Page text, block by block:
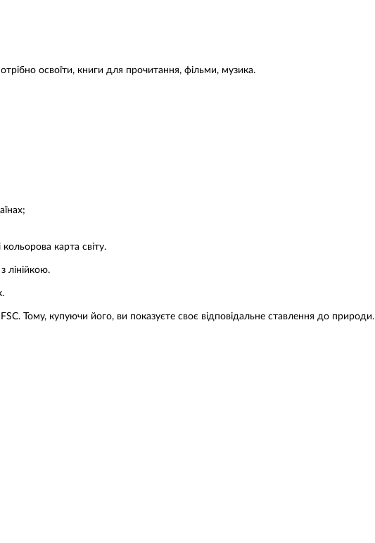
освоїти, книги для прочитання, фільми, музика.
карта світу.
лінійкою.
Тому, купуючи його, ви показуєте своє відповідальне ставлення до природи.